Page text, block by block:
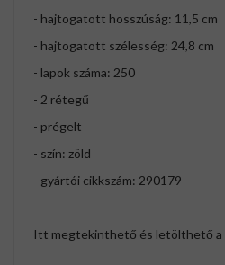
- hajtogatott hosszúság: 11,5 cm
- hajtogatott szélesség: 24,8 cm
- lapok száma: 250
- 2 rétegű
- prégelt
- szín: zöld
- gyártói cikkszám: 290179
Itt megtekinthető és letölthető a